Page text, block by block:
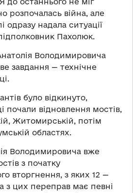
розпочалась війна, але
одразу надала ситуації
Пахолюк.
Володимировича
завдання — технічне
було відкинуто,
почали відновлення мостів,
Житомирській, потім
областях.
Володимировича вже
з початку
вторгнення, з яких 12 —
з цих переправ має певні